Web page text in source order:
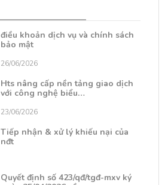
điều khoản dịch vụ và chính sách
bảo mật
26/06/2026
Hts nâng cấp nền tảng giao dịch
với công nghệ biểu…
23/06/2026
Tiếp nhận & xử lý khiếu nại của
nđt
Quyết định số 423/qđ/tgđ-mxv ký